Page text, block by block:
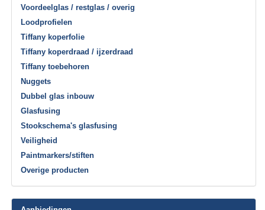
Voordeelglas / restglas / overig
Loodprofielen
Tiffany koperfolie
Tiffany koperdraad / ijzerdraad
Tiffany toebehoren
Nuggets
Dubbel glas inbouw
Glasfusing
Stookschema's glasfusing
Veiligheid
Paintmarkers/stiften
Overige producten